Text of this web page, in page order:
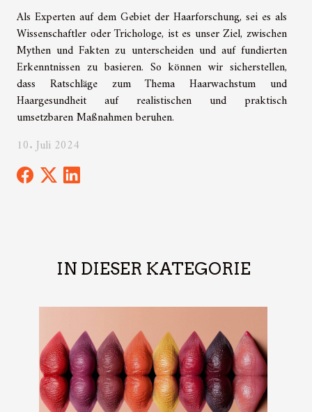
Als Experten auf dem Gebiet der Haarforschung, sei es als
Wissenschaftler oder Trichologe, ist es unser Ziel, zwischen
Mythen und Fakten zu unterscheiden und auf fundierten
Erkenntnissen zu basieren. So können wir sicherstellen,
dass Ratschläge zum Thema Haarwachstum und
Haargesundheit auf realistischen und praktisch
umsetzbaren Maßnahmen beruhen.
10. Juli 2024
IN DIESER KATEGORIE